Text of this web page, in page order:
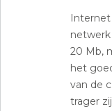
Internet
netwerk
20 Mb,
het
van de
trager